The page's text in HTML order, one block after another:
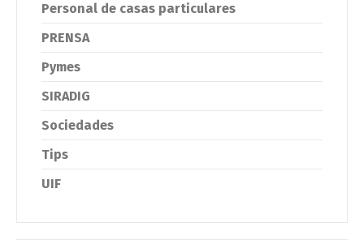
Personal de casas particulares
PRENSA
Pymes
SIRADIG
Sociedades
Tips
UIF